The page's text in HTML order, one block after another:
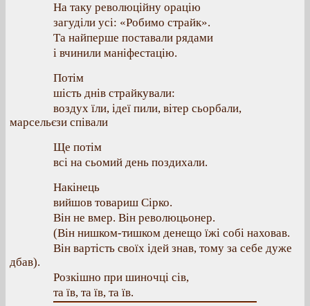
На таку революційну орацію
загуділи усі: «Робимо страйк».
Та найперше поставали рядами
і вчинили маніфестацію.
Потім
шість днів страйкували:
воздух їли, ідеї пили, вітер сьорбали,
марсельєзи співали
Ще потім
всі на сьомий день поздихали.
Накінець
вийшов товариш Сірко.
Він не вмер. Він революцьонер.
(Він нишком-тишком денещо їжі собі наховав.
Він вартість своїх ідей знав, тому за себе дуже
дбав).
Розкішно при шиночці сів,
та їв, та їв, та їв.